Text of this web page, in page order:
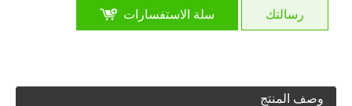
رسالتك سلة الاستفسارات
وصف المنتج